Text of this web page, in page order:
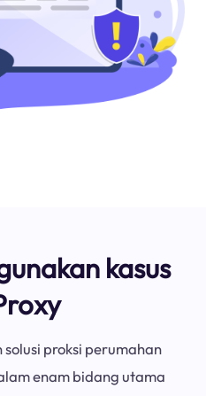
kasus
solusi proksi perumahan
enam bidang utama